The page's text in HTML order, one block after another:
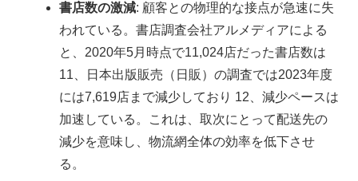
書店数の激減: 顧客との物理的な接点が急速に失
われている。書店調査会社アルメディアによる
と、2020年5月時点で11,024店だった書店数は
11、日本出版販売（日販）の調査では2023年度
には7,619店まで減少しており 12、減少ペースは
加速している。これは、取次にとって配送先の
減少を意味し、物流網全体の効率を低下させ
る。